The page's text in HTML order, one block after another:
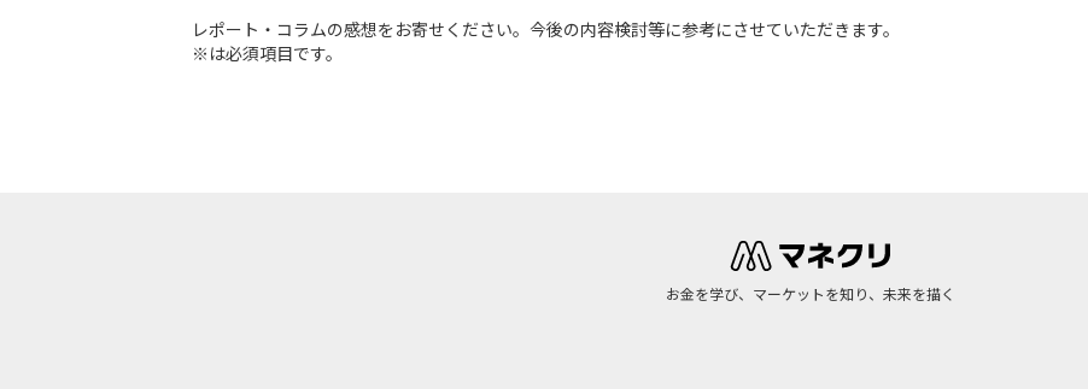
レポート・コラムの感想をお寄せください。今後の内容検討等に参考にさせていただきます。
※は必須項目です。
お金を学び、マーケットを知り、未来を描く